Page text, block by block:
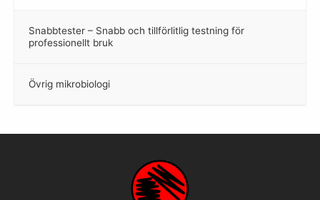
Snabbtester – Snabb och tillförlitlig testning för
professionellt bruk
–
Övrig mikrobiologi
–